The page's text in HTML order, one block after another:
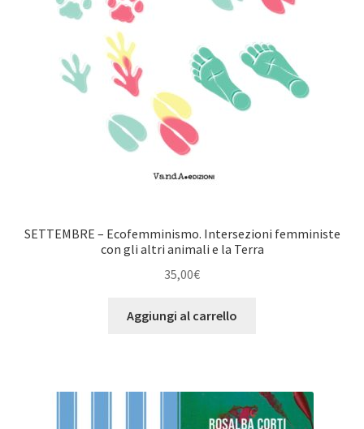
SETTEMBRE – Ecofemminismo. Intersezioni femministe
con gli altri animali e la Terra
35,00€
Aggiungi al carrello